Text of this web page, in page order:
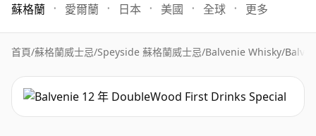
蘇格蘭 愛爾蘭 日本 美國 全球 更多
首頁/蘇格蘭威士忌/Speyside 蘇格蘭威士忌/Balvenie Whisky/